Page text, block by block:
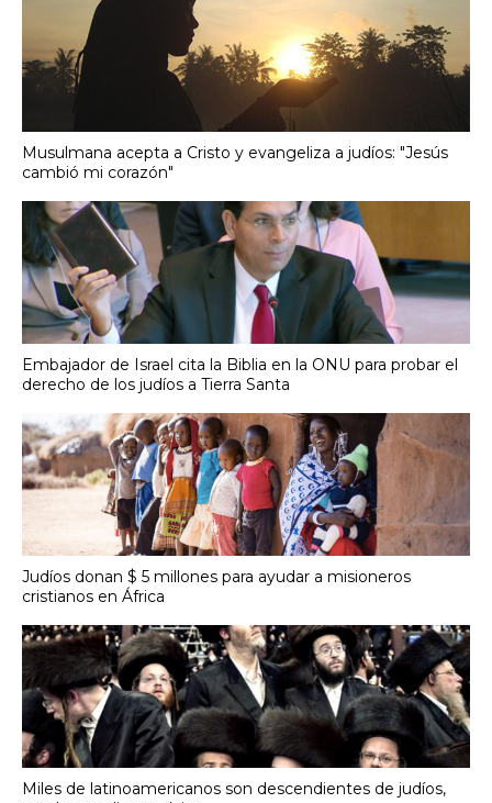
Musulmana acepta a Cristo y evangeliza a judíos: "Jesús
cambió mi corazón"
Embajador de Israel cita la Biblia en la ONU para probar el
derecho de los judíos a Tierra Santa
Judíos donan $ 5 millones para ayudar a misioneros
cristianos en África
Miles de latinoamericanos son descendientes de judíos,